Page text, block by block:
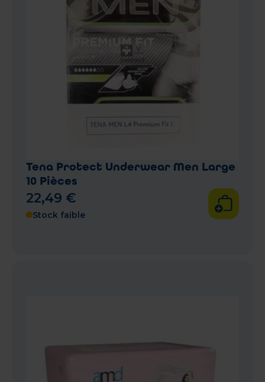
Tena Protect Underwear Men Large
10 Pièces
22,49 €
Stock faible